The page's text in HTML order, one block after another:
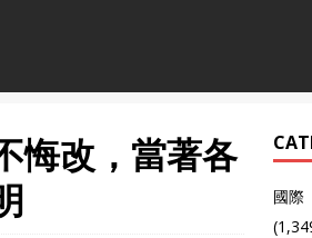
悔改，當著各
國際